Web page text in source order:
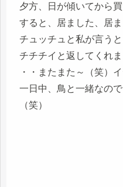
夕方、日が傾いてから買
すると、居ました、居ま
チュッチュと私が言うと
チチチイと返してくれま
・・またまた～（笑）
一日中、鳥と一緒なの
（笑）